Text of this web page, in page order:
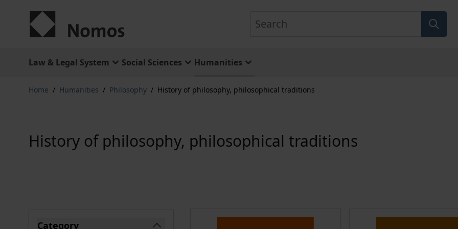
Law & Legal System Social Sciences Humanities
Home / Humanities / Philosophy / History of philosophy, philosophical traditions
History of philosophy, philosophical traditions
Category